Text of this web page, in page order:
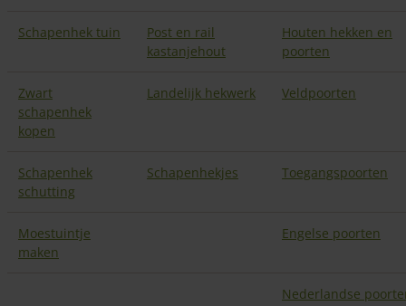
Schapenhek tuin
Post en rail
kastanjehout
Houten hekken en
poorten
Zwart
schapenhek
kopen
Landelijk hekwerk Veldpoorten
Schapenhek
schutting
Schapenhekjes Toegangspoorten
Moestuintje
maken
Engelse poorten
Nederlandse